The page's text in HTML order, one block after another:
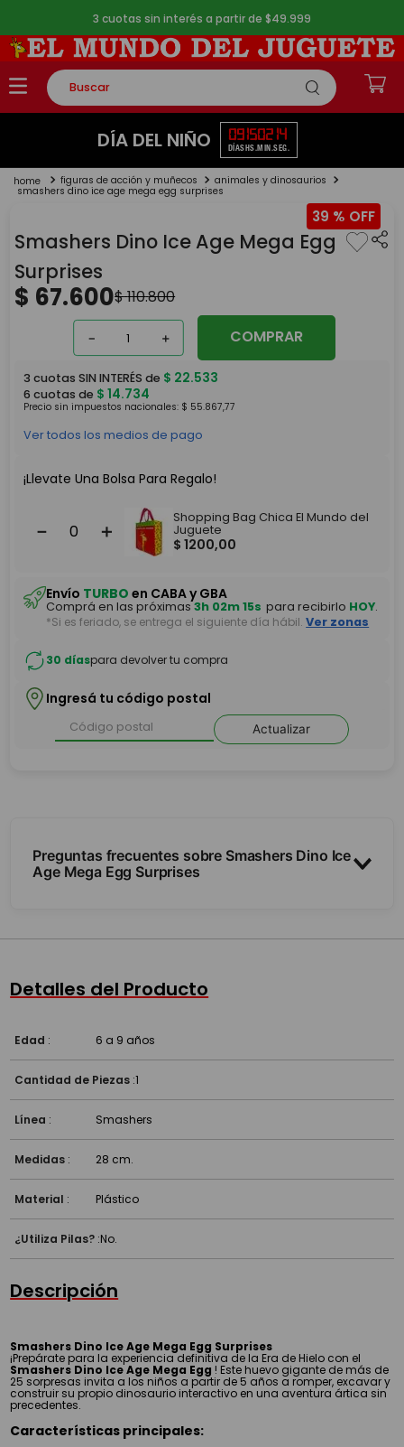
3 cuotas sin interés a partir de $49.999
Buscar
TÉRMINOS MÁS BUSCADOS
2.
lego
4.
monopatin
5. toy story
DÍA DEL NIÑO 09
DÍAS
15
HS.
02
MIN.
14
SEG.
figuras de acción y muñecos animales y dinosaurios
smashers dino ice age mega egg surprises
39 %
Smashers Dino Ice Age Mega Egg
Surprises
$ 67.600$110.800
＋
－ COMPRAR
3 cuotas SIN INTERÉS de $ 22.533
6 cuotas de $ 14.734
Precio sin impuestos nacionales: $ 55.867,77
Ver todos los medios de pago
¡Llevate Una Bolsa Para Regalo!
＋
－
Shopping Bag Chica El Mundo del
Juguete
$ 1200,00
Envío TURBO en CABA y GBA
Comprá en las próximas3h 02m 15s para recibirlo HOY.
*Si es feriado, se entrega el siguiente día hábil. Ver zonas
30 díaspara devolver tu compra
Ingresá tu código postal
Actualizar
Preguntas frecuentes sobre Smashers Dino Ice
Age Mega Egg Surprises
Detalles del Producto
Edad : 6 a 9 años
Cantidad de Piezas :1
Línea : Smashers
Medidas : 28 cm.
Material : Plástico
¿Utiliza Pilas? :No.
Descripción
Smashers Dino Ice Age Mega Egg Surprises
¡Prepárate para la experiencia definitiva de la Era de Hielo con el
Smashers Dino Ice Age Mega Egg ! Este huevo gigante de más de
25 sorpresas invita a los niños a partir de 5 años a romper, excavar y
construir su propio dinosaurio interactivo en una aventura ártica sin
precedentes.
Características principales: